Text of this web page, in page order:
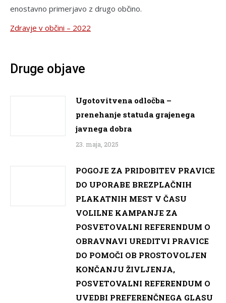
enostavno primerjavo z drugo občino.
Zdravje v občini – 2022
Druge objave
Ugotovitvena odločba –
prenehanje statuda grajenega
javnega dobra
23. maja, 2025
POGOJE ZA PRIDOBITEV PRAVICE
DO UPORABE BREZPLAČNIH
PLAKATNIH MEST V ČASU
VOLILNE KAMPANJE ZA
POSVETOVALNI REFERENDUM O
OBRAVNAVI UREDITVI PRAVICE
DO POMOČI OB PROSTOVOLJEN
KONČANJU ŽIVLJENJA,
POSVETOVALNI REFERENDUM O
UVEDBI PREFERENČNEGA GLASU